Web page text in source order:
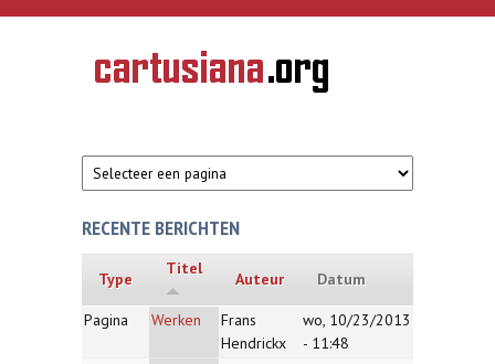
Overslaan en naar de inhoud gaan
CARTUSIANA
Geschiedenis
van de
RECENTE BERICHTEN
Type
Titel
Auteur Datum
Pagina Werken
Frans
Hendrickx
wo, 10/23/2013
- 11:48